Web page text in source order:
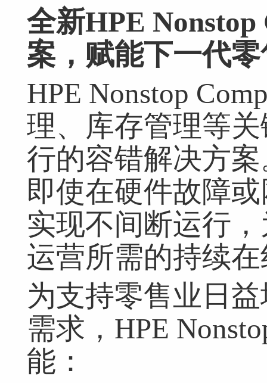
全新HPE Nonstop
案 ， 赋能下一代
HPE Nonstop
理、库存管理等
行的容错解决方
即使在硬件故障
实现不间断运行
运营所需的持续
为支持零售业日
需求，HPE
能：